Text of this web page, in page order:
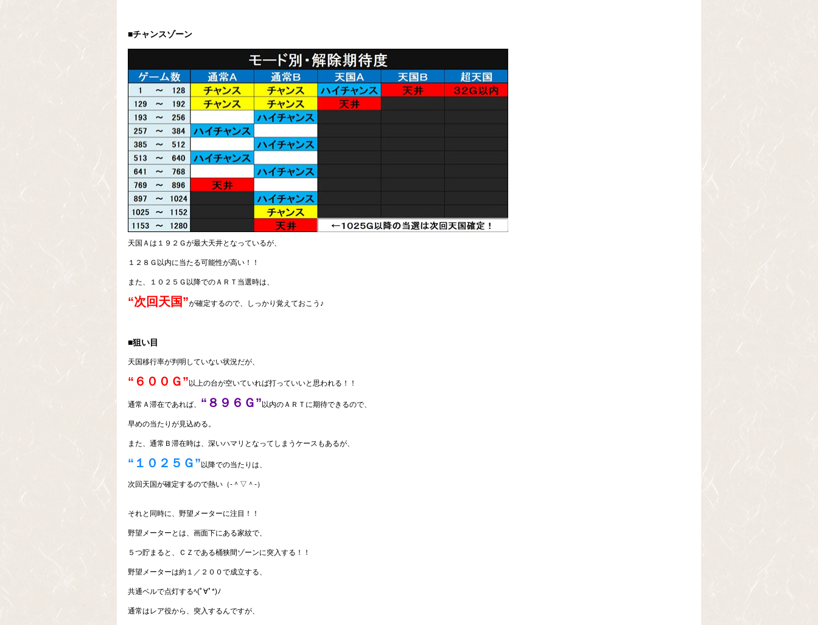
■チャンスゾーン
天国Ａは１９２Ｇが最大天井となっているが、
１２８Ｇ以内に当たる可能性が高い！！
また、１０２５Ｇ以降でのＡＲＴ当選時は、
“次回天国”が確定するので、しっかり覚えておこう♪
■狙い目
天国移行率が判明していない状況だが、
“６００Ｇ” 以上の台が空いていれば打っていいと思われる！！
通常Ａ滞在であれば、 “８９６Ｇ” 以内のＡＲＴに期待できるので、
早めの当たりが見込める。
また、通常Ｂ滞在時は、深いハマリとなってしまうケースもあるが、
“１０２５Ｇ” 以降での当たりは、
次回天国が確定するので熱い（‐＾▽＾‐）
それと同時に、野望メーターに注目！！
野望メーターとは、画面下にある家紋で、
５つ貯まると、ＣＺである桶狭間ゾーンに突入する！！
野望メーターは約１／２００で成立する、
共通ベルで点灯するﾍ(ﾟ∀ﾟ*)ﾉ
通常はレア役から、突入するんですが、